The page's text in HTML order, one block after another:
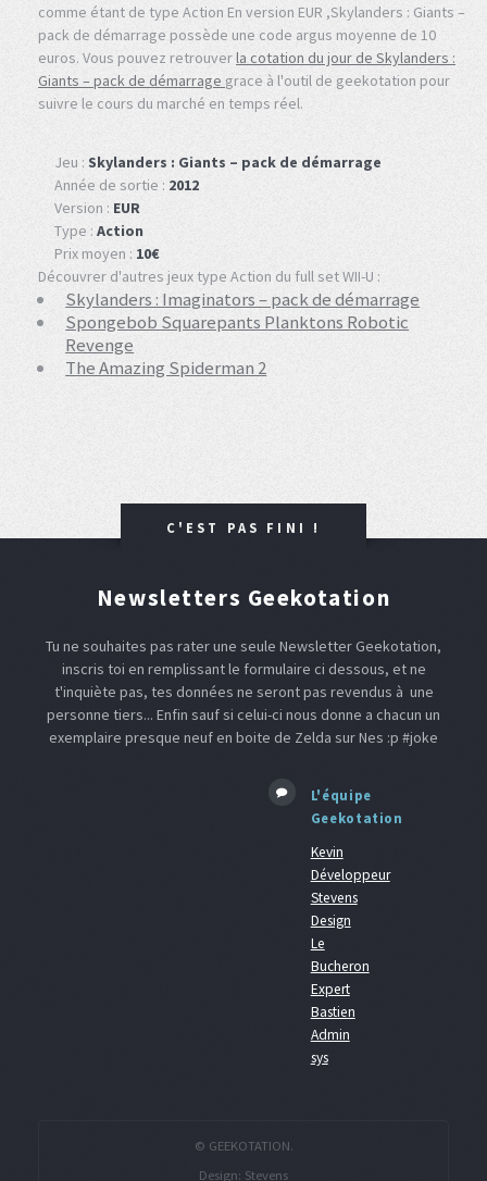
comme étant de type Action En version EUR ,Skylanders : Giants –
pack de démarrage possède une code argus moyenne de 10
euros. Vous pouvez retrouverla cotation du jour de Skylanders :
Giants – pack de démarrage grace à l'outil de geekotation pour
suivre le cours du marché en temps réel.
Jeu : Skylanders : Giants – pack de démarrage
Année de sortie : 2012
Version : EUR
Type : Action
Prix moyen : 10€
Découvrer d'autres jeux type Action du full set WII-U :
Skylanders : Imaginators – pack de démarrage
Spongebob Squarepants Planktons Robotic
Revenge
The Amazing Spiderman 2
C'EST PAS FINI !
Newsletters Geekotation
Tu ne souhaites pas rater une seule Newsletter Geekotation,
inscris toi en remplissant le formulaire ci dessous, et ne
t'inquiète pas, tes données ne seront pas revendus à une
personne tiers... Enfin sauf si celui-ci nous donne a chacun un
exemplaire presque neuf en boite de Zelda sur Nes :p #joke
L'équipe
Geekotation
Kevin
Développeur
Stevens
Design
Le
Bucheron
Expert
Bastien
Admin
sys
© GEEKOTATION.
Design: Stevens